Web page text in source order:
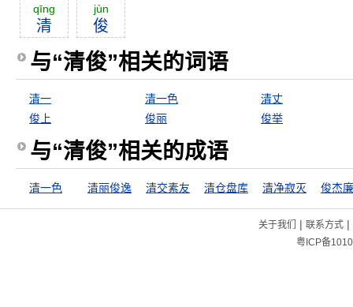
qīng
清
jùn
俊
与“清俊”相关的词语
清一 清一色
清丈
俊上
俊丽 俊举
与“清俊”相关的成语
清一色 清丽俊逸 清交素友 清仓盘库 清净寂灭 俊杰
关于我们 | 联系方式|
粤ICP备